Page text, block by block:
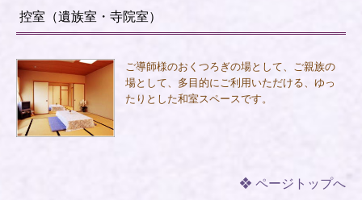
控室（遺族室・寺院室）
ご導師様のおくつろぎの場として、ご親族の
場として、多目的にご利用いただける、ゆっ
たりとした和室スペースです。
❖ ページトップへ